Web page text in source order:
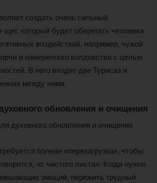
создать очень сильный
который будет оберегать человека
воздействий, например, чужой
и намеренного колдовства с целью
В него входят две Турисаз и
между ними.
обновления и очищения
полная «перезагрузка», чтобы
«с чистого листа». Когда нужно
мешающих эмоций, пережить трудный